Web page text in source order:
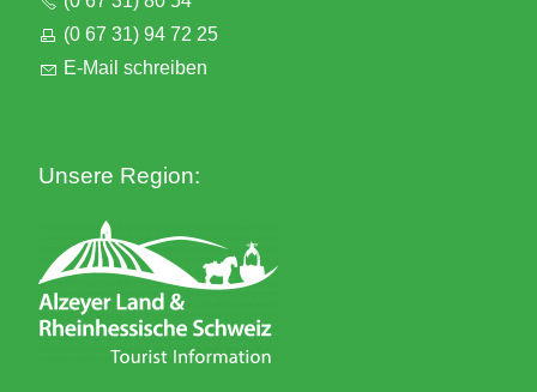
(0 67 31) 94 72 25
E-Mail schreiben
Unsere Region: